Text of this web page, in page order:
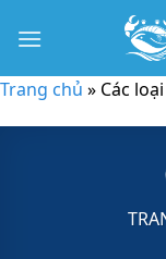
qua
dung
Trang chủ » Các